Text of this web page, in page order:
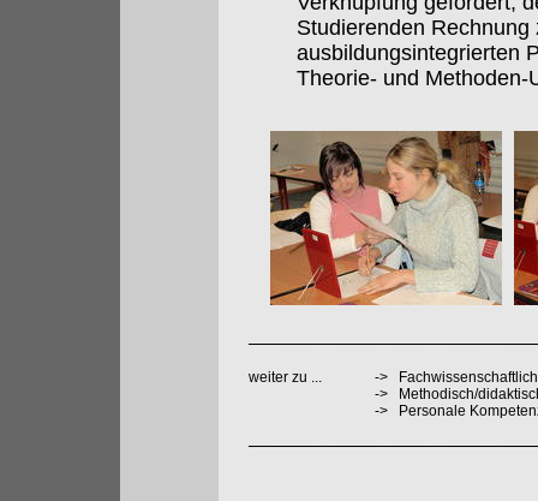
Studierenden
ausbildungsintegrierten
Theorie- und Methoden-
weiter zu ... ->
->
Methodisch/
->
Personale